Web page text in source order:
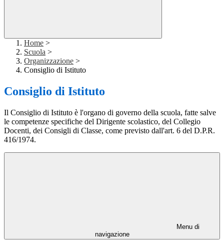
Home >
Scuola >
Organizzazione >
Consiglio di Istituto
Consiglio di Istituto
Il Consiglio di Istituto è l'organo di governo della scuola, fatte salve
le competenze specifiche del Dirigente scolastico, del Collegio
Docenti, dei Consigli di Classe, come previsto dall'art. 6 del D.P.R.
416/1974.
Menu di
navigazione